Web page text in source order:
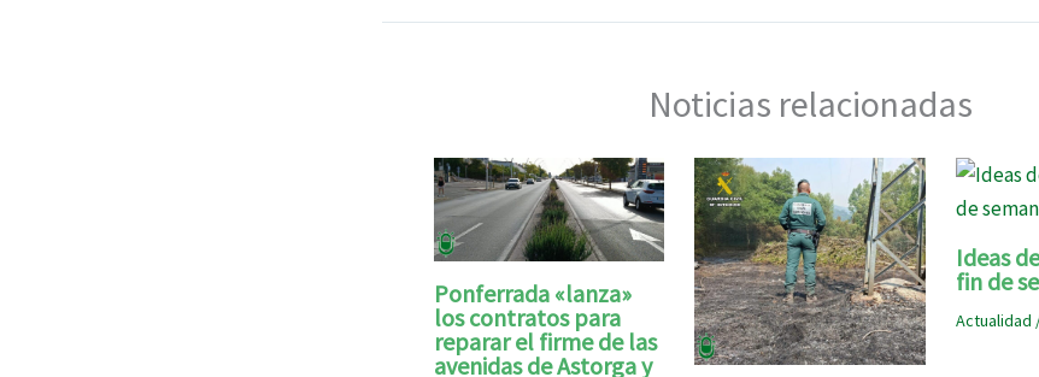
Noticias relacionadas
Ponferrada «lanza»
los contratos para
reparar el firme de las
avenidas de Astorga y
Ideas
fin de
Actualidad